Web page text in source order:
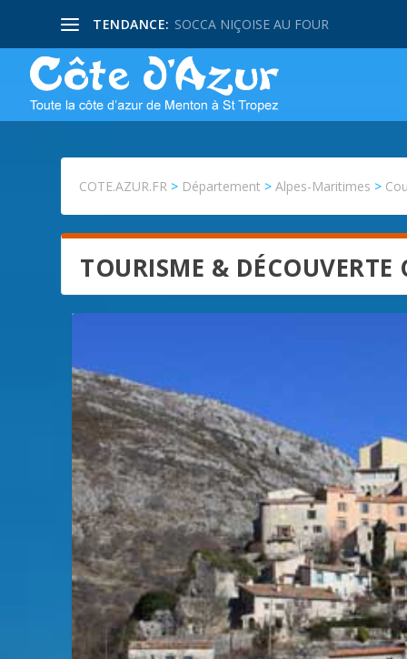
TENDANCE: SOCCA NIÇOISE AU FOUR
COTE.AZUR.FR > Département >Alpes-Maritimes >
TOURISME & DÉCOUVERTE